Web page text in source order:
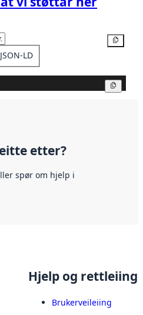
JSON-LD
etter?
spør om hjelp i
Hjelp og rettleiing
Brukerveileiing